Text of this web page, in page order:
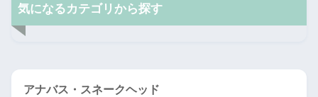
気になるカテゴリから探す
アナバス・スネークヘッド